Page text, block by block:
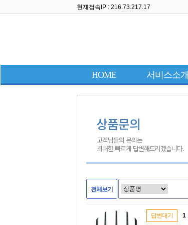
현재접속IP : 216.73.217.17
HOME 서비스소개
상품문의
고객님들의 문의는
최대한 빠르게 답변해드리겠습니다.
전체보기
답변대기
1